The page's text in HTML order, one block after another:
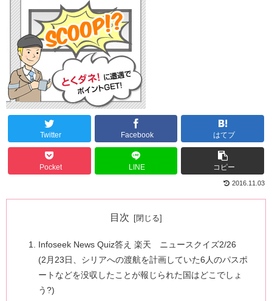
Twitter Facebook はてブ
Pocket LINE コピー
2016.11.03
目次
Infoseek News Quiz答え 楽天 ニュースクイズ2/26
(2月23日、シリアへの渡航を計画していた6人のパスポ
ートなどを没収したことが報じられた国はどこでしょ
う?)